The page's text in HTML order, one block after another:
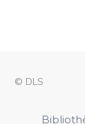
© DLS